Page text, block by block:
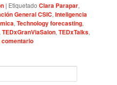
| Etiquetado Clara Parapar,
General CSIC,Inteligencia
,Technology forecasting,
,TEDxGranViaSalon,TEDxTalks,
comentario